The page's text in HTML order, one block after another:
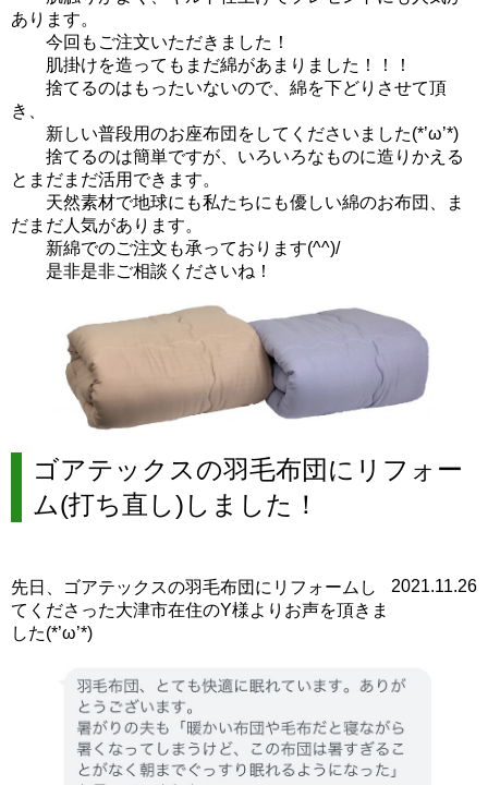
あります。
今回もご注文いただきました！
肌掛けを造ってもまだ綿があまりました！！！
捨てるのはもったいないので、綿を下どりさせて頂
き、
新しい普段用のお座布団をしてくださいました(*’ω’*)
捨てるのは簡単ですが、いろいろなものに造りかえる
とまだまだ活用できます。
天然素材で地球にも私たちにも優しい綿のお布団、ま
だまだ人気があります。
新綿でのご注文も承っております(^^)/
是非是非ご相談くださいね！
ゴアテックスの羽毛布団にリフォー
ム(打ち直し)しました！
2021.11.26
先日、ゴアテックスの羽毛布団にリフォームし
てくださった大津市在住のY様よりお声を頂きま
した(*’ω’*)